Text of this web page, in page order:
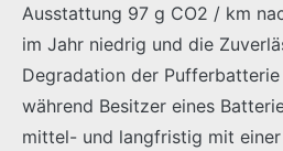
Ausstattung 97 g CO2 / km
im Jahr niedrig und die
Degradation der
während Besitzer eines
mittel- und langfristig mit